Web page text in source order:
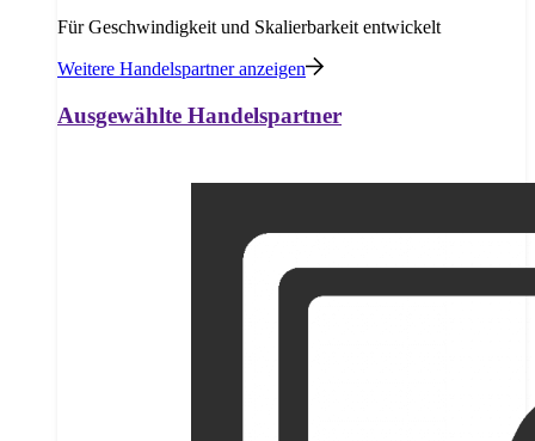
Für Geschwindigkeit und Skalierbarkeit entwickelt
Weitere Handelspartner anzeigen
Ausgewählte Handelspartner